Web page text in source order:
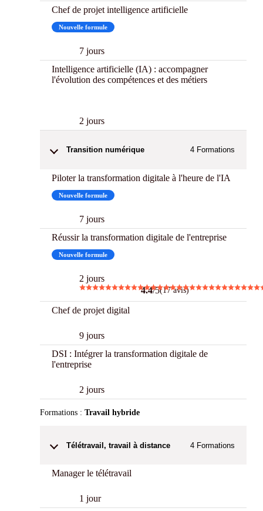
Chef de projet intelligence artificielle
Nouvelle formule
7 jours
Intelligence artificielle (IA) : accompagner
l'évolution des compétences et des métiers
2 jours
Transition numérique 4 Formations
Piloter la transformation digitale à l'heure de l'IA
Nouvelle formule
7 jours
Réussir la transformation digitale de l'entreprise
Nouvelle formule
2 jours
4.4/5(17 avis)
Chef de projet digital
9 jours
DSI : Intégrer la transformation digitale de
l'entreprise
2 jours
Formations : Travail hybride
Télétravail, travail à distance 4 Formations
Manager le télétravail
1 jour